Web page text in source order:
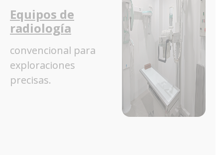
Equipos de
radiología
convencional para
exploraciones
precisas.